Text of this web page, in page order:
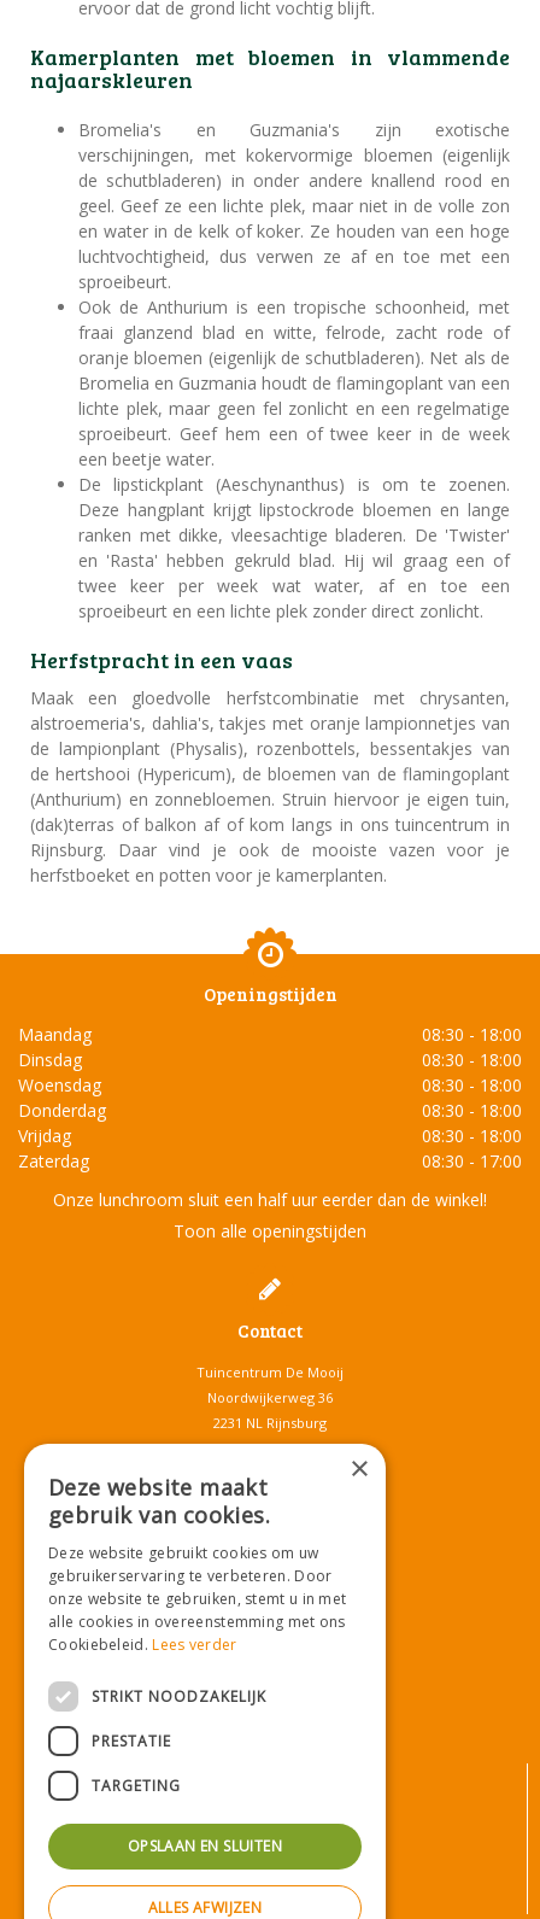
ervoor dat de grond licht vochtig blijft.
Kamerplanten met bloemen in vlammende
najaarskleuren
Bromelia's en Guzmania's zijn exotische
verschijningen, met kokervormige bloemen (eigenlijk
de schutbladeren) in onder andere knallend rood en
geel. Geef ze een lichte plek, maar niet in de volle zon
en water in de kelk of koker. Ze houden van een hoge
luchtvochtigheid, dus verwen ze af en toe met een
sproeibeurt.
Ook de Anthurium is een tropische schoonheid, met
fraai glanzend blad en witte, felrode, zacht rode of
oranje bloemen (eigenlijk de schutbladeren). Net als de
Bromelia en Guzmania houdt de flamingoplant van een
lichte plek, maar geen fel zonlicht en een regelmatige
sproeibeurt. Geef hem een of twee keer in de week
een beetje water.
De lipstickplant (Aeschynanthus) is om te zoenen.
Deze hangplant krijgt lipstockrode bloemen en lange
ranken met dikke, vleesachtige bladeren. De 'Twister'
en 'Rasta' hebben gekruld blad. Hij wil graag een of
twee keer per week wat water, af en toe een
sproeibeurt en een lichte plek zonder direct zonlicht.
Herfstpracht in een vaas
Maak een gloedvolle herfstcombinatie met chrysanten,
alstroemeria's, dahlia's, takjes met oranje lampionnetjes van
de lampionplant (Physalis), rozenbottels, bessentakjes van
de hertshooi (Hypericum), de bloemen van de flamingoplant
(Anthurium) en zonnebloemen. Struin hiervoor je eigen tuin,
(dak)terras of balkon af of kom langs in ons tuincentrum in
Rijnsburg. Daar vind je ook de mooiste vazen voor je
herfstboeket en potten voor je kamerplanten.
Openingstijden
Maandag
08:30 - 18:00
Dinsdag
08:30 - 18:00
Woensdag
08:30 - 18:00
Donderdag
08:30 - 18:00
Vrijdag
08:30 - 18:00
Zaterdag
08:30 - 17:00
Onze lunchroom sluit een half uur eerder dan de winkel!
Toon alle openingstijden
Contact
Tuincentrum De Mooij
Noordwijkerweg 36
2231 NL Rijnsburg
T.071-4080959
info@tuincentrumdemooij.nl
Download onze App!
×
Deze website maakt
gebruik van cookies.
Deze website gebruikt cookies om uw
gebruikerservaring te verbeteren. Door
onze website te gebruiken, stemt u in met
alle cookies in overeenstemming met ons
Cookiebeleid.Lees verder
STRIKT NOODZAKELIJK
PRESTATIE
TARGETING
OPSLAAN EN SLUITEN
ALLES AFWIJZEN